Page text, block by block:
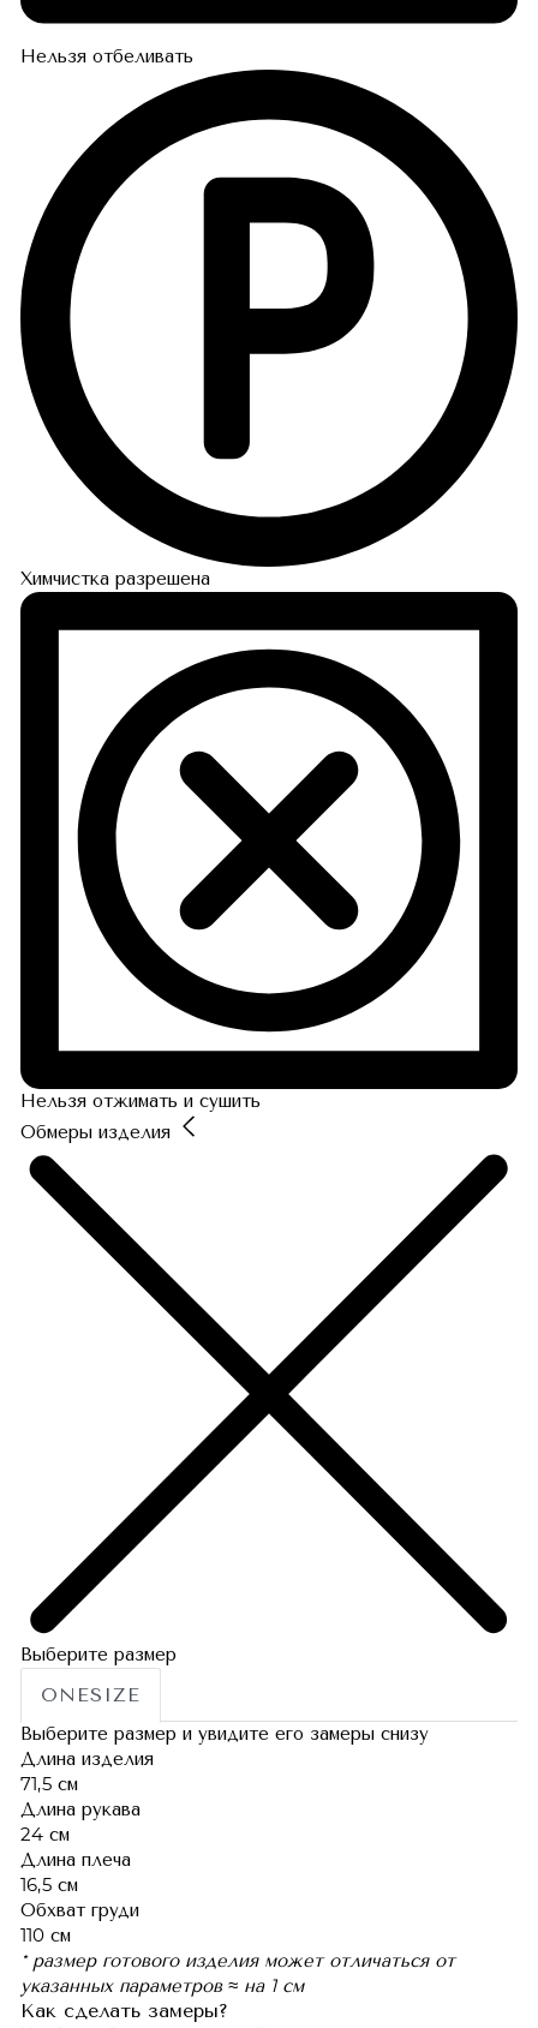
Нельзя отбеливать
Химчистка разрешена
Нельзя отжимать и сушить
Обмеры изделия
Выберите размер
ONESIZE
Выберите размер и увидите его замеры снизу
Длина изделия
71,5 см
Длина рукава
24 см
Длина плеча
16,5 см
Обхват груди
110 см
* размер готового изделия может отличаться от
указанных параметров ≈ на 1 см
Как сделать замеры?